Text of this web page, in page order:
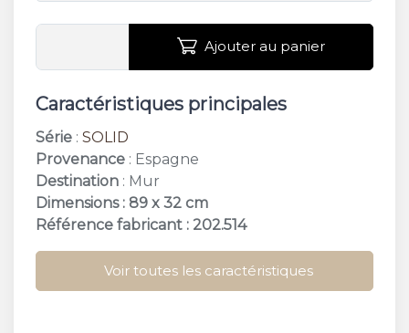
Ajouter au panier
Caractéristiques principales
Série : SOLID
Provenance : Espagne
Destination : Mur
Dimensions : 89 x 32 cm
Référence fabricant : 202.514
Voir toutes les caractéristiques